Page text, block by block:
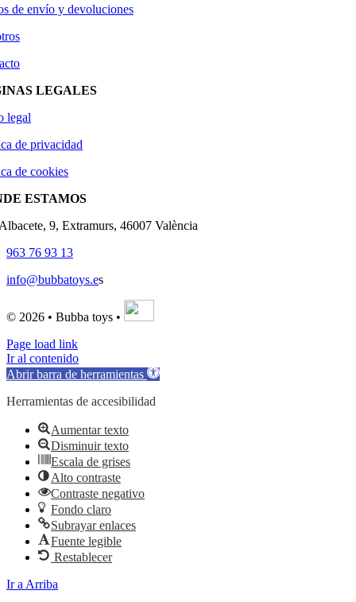
de envío y devoluciones
LEGALES
legal
de privacidad
de cookies
ESTAMOS
9, Extramurs, 46007 València
963 76 93 13
info@bubbatoys.es
© 2026 • Bubba toys •
Page load link
Ir al contenido
Abrir barra de herramientas
Herramientas de accesibilidad
Aumentar texto
Disminuir texto
Escala de grises
Alto contraste
Contraste negativo
Fondo claro
Subrayar enlaces
Fuente legible
Restablecer
Ir a Arriba